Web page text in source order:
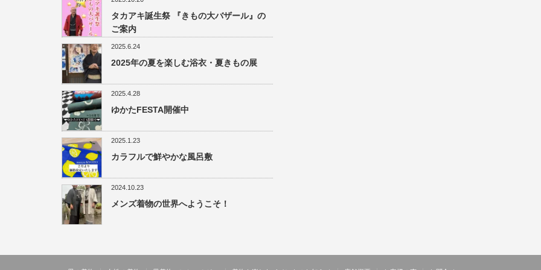
タカアキ誕生祭 『きもの大バザール』の
ご案内
2025.6.24
2025年の夏を楽しむ浴衣・夏きもの展
2025.4.28
ゆかたFESTA開催中
2025.1.23
カラフルで鮮やかな風呂敷
2024.10.23
メンズ着物の世界へようこそ！